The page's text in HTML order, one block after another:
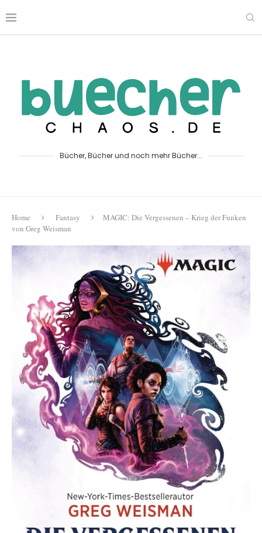
Bücher, Bücher und noch mehr Bücher...
Home Fantasy
MAGIC: Die Vergessenen – Krieg der Funken
von Greg Weisman